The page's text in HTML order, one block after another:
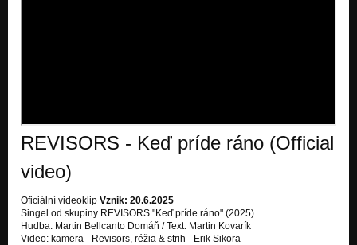
REVISORS - Keď príde ráno (Official
video)
Oficiální videoklip Vznik: 20.6.2025
Singel od skupiny REVISORS "Keď príde ráno" (2025).
Hudba: Martin Bellcanto Domáň / Text: Martin Kovarík
Video: kamera - Revisors, réžia & strih - Erik Sikora